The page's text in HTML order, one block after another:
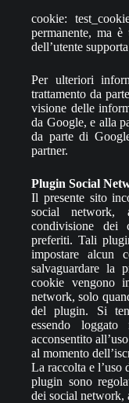
cookie:
permanente, ma
dell’utente
Per ulteriori
trattamento da
visione delle
da Google, e alla
da parte di
partner.
Plugin Social
Il presente sito
social
condivisione dei
preferiti. Tali
impostare alcun
salvaguardare la
cookie vengono
network, solo
del plugin. Si
essendo
acconsentito
al momento
La raccolta e l’uso
plugin sono
dei social network,